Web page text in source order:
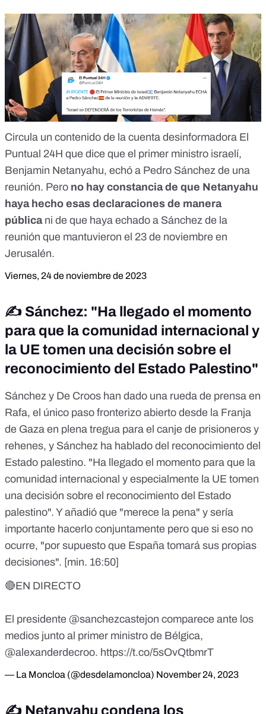
Circula un contenido de la cuenta desinformadora El
Puntual 24H que dice que el primer ministro israelí,
Benjamin Netanyahu, echó a Pedro Sánchez de una
reunión. Pero no hay constancia de que Netanyahu
haya hecho esas declaraciones de manera
públicani de que haya echado a Sánchez de la
reunión que mantuvieron el 23 de noviembre en
Jerusalén.
Viernes, 24 de noviembre de 2023
✍️ Sánchez: "Ha llegado el momento
para que la comunidad internacional y
la UE tomen una decisión sobre el
reconocimiento del Estado Palestino"
Sánchez y De Croos han dado una rueda de prensa en
Rafa, el único paso fronterizo abierto desde la Franja
de Gaza en plena tregua para el canje de prisioneros y
rehenes, y Sánchez ha hablado del reconocimiento del
Estado palestino. "Ha llegado el momento para que la
comunidad internacional y especialmente la UE tomen
una decisión sobre el reconocimiento del Estado
palestino". Y añadió que "merece la pena" y sería
importante hacerlo conjuntamente pero que si eso no
ocurre, "por supuesto que España tomará sus propias
decisiones". [min. 16:50]
🔴EN DIRECTO
El presidente @sanchezcastejon comparece ante los
medios junto al primer ministro de Bélgica,
@alexanderdecroo. https://t.co/5sOvQtbmrT
— La Moncloa (@desdelamoncloa) November 24, 2023
✍️ Netanyahu condena los